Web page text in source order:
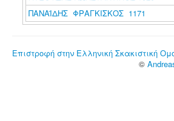
ΠΑΝΑΪΔΗΣ ΦΡΑΓΚΙΣΚΟΣ 1171
Επιστροφή στην Ελληνική Σκακιστική
©